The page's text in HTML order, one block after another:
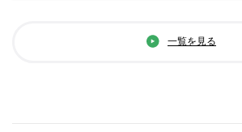
一覧を見る